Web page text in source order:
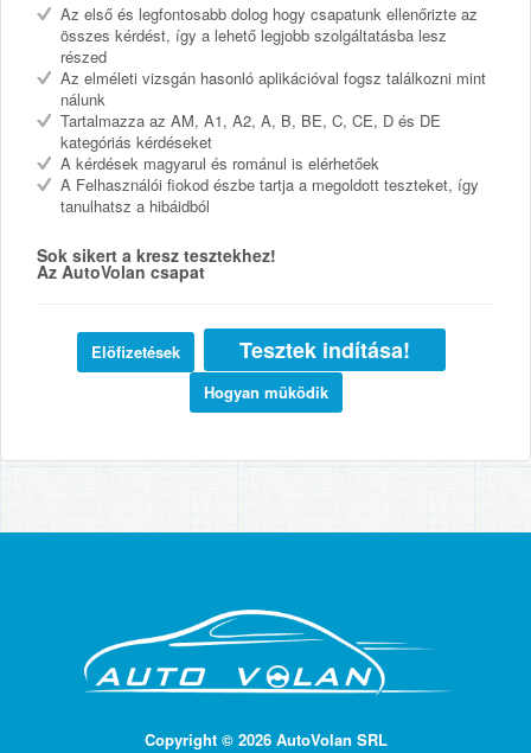
Az első és legfontosabb dolog hogy csapatunk ellenőrizte az
összes kérdést, így a lehető legjobb szolgáltatásba lesz
részed
Az elméleti vizsgán hasonló aplikációval fogsz találkozni mint
nálunk
Tartalmazza az AM, A1, A2, A, B, BE, C, CE, D és DE
kategóriás kérdéseket
A kérdések magyarul és románul is elérhetőek
A Felhasználói fiokod észbe tartja a megoldott teszteket, így
tanulhatsz a hibáidból
Sok sikert a kresz tesztekhez!
Az AutoVolan csapat
Elöfizetések Tesztek indítása!
Hogyan müködik
Copyright © 2026 AutoVolan SRL